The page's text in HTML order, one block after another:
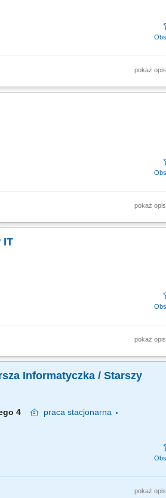
pokaż opis
awarii urządzeń IT. Instalacja i
pokaż opis
forum on the designated platform for
IT
pokaż opis
awarii urządzeń IT. Instalacja i
Informatyczka / Starszy
4 praca stacjonarna
pokaż opis